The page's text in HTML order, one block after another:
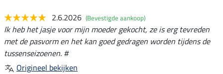
2.6.2026 (Bevestigde aankoop)
Ik heb het jasje voor mijn moeder gekocht, ze is erg tevreden
met de pasvorm en het kan goed gedragen worden tijdens de
tussenseizoenen. #
Origineel bekijken